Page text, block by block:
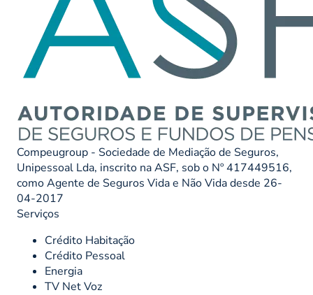
Compeugroup - Sociedade de Mediação de Seguros,
Unipessoal Lda, inscrito na ASF, sob o Nº 417449516,
como Agente de Seguros Vida e Não Vida desde 26-
04-2017
Serviços
Crédito Habitação
Crédito Pessoal
Energia
TV Net Voz